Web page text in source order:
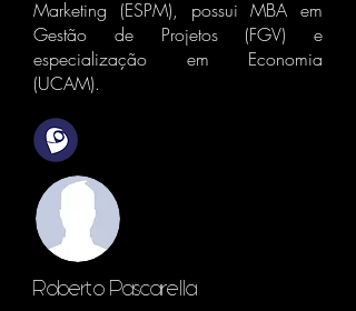
Marketing (ESPM), possui MBA em
Gestão de Projetos (FGV) e
especialização em Economia
(UCAM).
Roberto Pascarella